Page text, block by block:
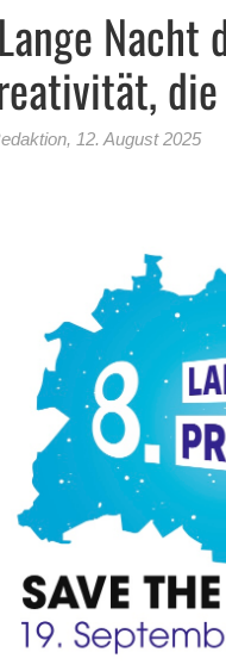
Nacht
, 12. August 2025